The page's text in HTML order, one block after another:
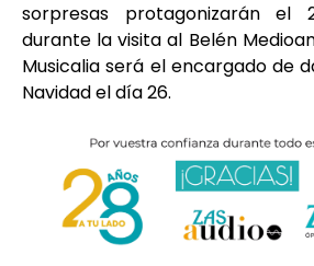
sorpresas protagonizarán el
durante la visita al Belén
Musicalia será el encargado de
Navidad el día 26.